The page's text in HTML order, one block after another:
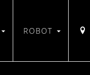
ROBOT